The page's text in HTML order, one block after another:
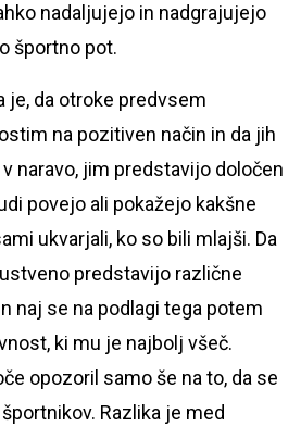
nadaljujejo in nadgrajujejo
športno pot.
je, da otroke predvsem
na pozitiven način in da jih
naravo, jim predstavijo določen
povejo ali pokažejo kakšne
ukvarjali, ko so bili mlajši. Da
predstavijo različne
naj se na podlagi tega potem
ki mu je najbolj všeč.
opozoril samo še na to, da se
Razlika je med